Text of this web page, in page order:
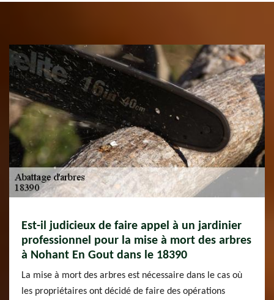
Est-il judicieux de faire appel à un jardinier
professionnel pour la mise à mort des arbres
à Nohant En Gout dans le 18390
La mise à mort des arbres est nécessaire dans le cas où
les propriétaires ont décidé de faire des opérations